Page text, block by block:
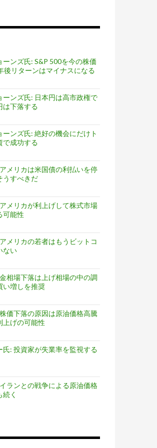
ンズ氏: S&P 500を今の株価
後リターンはマイナスになる
ーンズ氏: 日本円は高市政権で
は下落する
ンズ氏: 絶好の機会にだけト
で成功する
メリカは米国債の利払いを停
うすべきだ
メリカが利上げして株式市場
可能性
メリカの若者はもうビットコ
ない
相場下落は上げ相場の中の調
い増しを推奨
価下落の原因は原油価格高騰
上げの可能性
氏: 投資家が失業率を監視する
ランとの戦争による原油価格
続く